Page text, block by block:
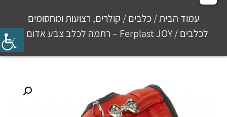
עמוד הבית/כלבים/ קולרים, רצועות ומחסומים
לכלבים/ Ferplast JOY – רתמה לכלב צבע אדום S